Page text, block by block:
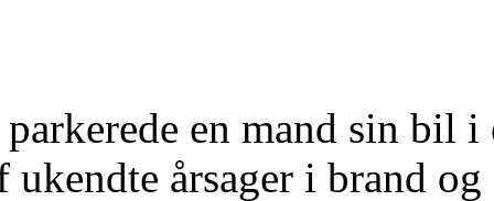
en mand sin bil
ukendte årsager i brand